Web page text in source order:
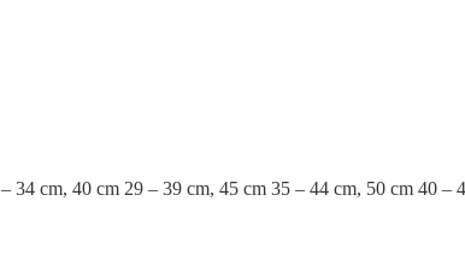
34 cm, 40 cm 29 – 39 cm, 45 cm 35 – 44 cm, 50 cm 40 –